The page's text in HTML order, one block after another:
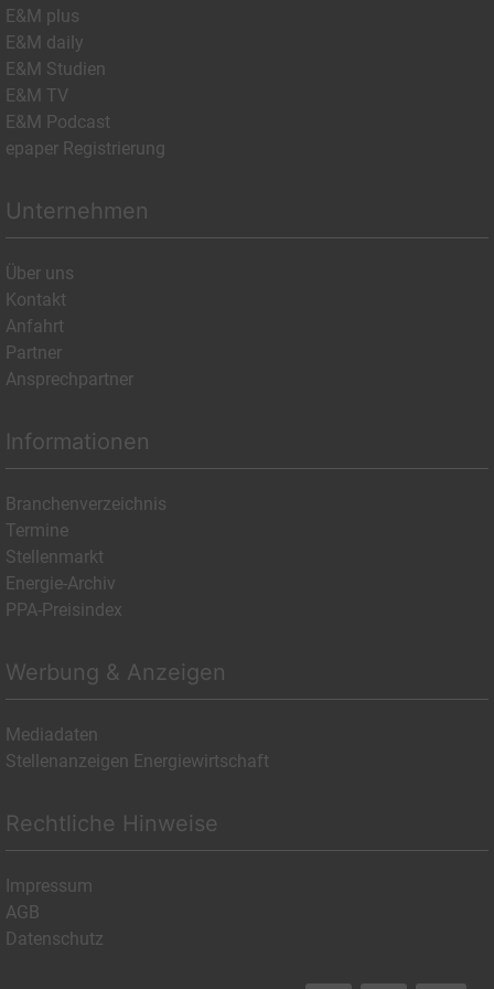
E&M plus
E&M daily
E&M Studien
E&M TV
E&M Podcast
epaper Registrierung
Unternehmen
Über uns
Kontakt
Anfahrt
Partner
Ansprechpartner
Informationen
Branchenverzeichnis
Termine
Stellenmarkt
Energie-Archiv
PPA-Preisindex
Werbung & Anzeigen
Mediadaten
Stellenanzeigen Energiewirtschaft
Rechtliche Hinweise
Impressum
AGB
Datenschutz